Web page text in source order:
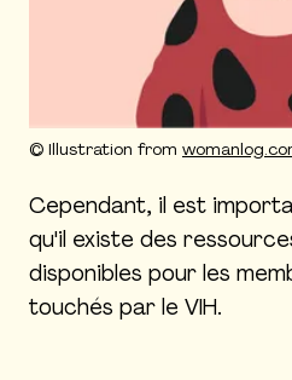
Cependant, il est
qu'il existe des
disponibles pour les
touchés par le VIH.
Droits réservés :
© Illustration from